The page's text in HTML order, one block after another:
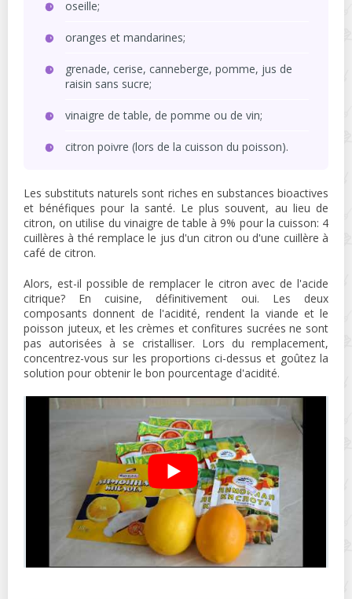
oseille;
oranges et mandarines;
grenade, cerise, canneberge, pomme, jus de
raisin sans sucre;
vinaigre de table, de pomme ou de vin;
citron poivre (lors de la cuisson du poisson).
Les substituts naturels sont riches en substances bioactives
et bénéfiques pour la santé. Le plus souvent, au lieu de
citron, on utilise du vinaigre de table à 9% pour la cuisson: 4
cuillères à thé remplace le jus d'un citron ou d'une cuillère à
café de citron.
Alors, est-il possible de remplacer le citron avec de l'acide
citrique? En cuisine, définitivement oui. Les deux
composants donnent de l'acidité, rendent la viande et le
poisson juteux, et les crèmes et confitures sucrées ne sont
pas autorisées à se cristalliser. Lors du remplacement,
concentrez-vous sur les proportions ci-dessus et goûtez la
solution pour obtenir le bon pourcentage d'acidité.